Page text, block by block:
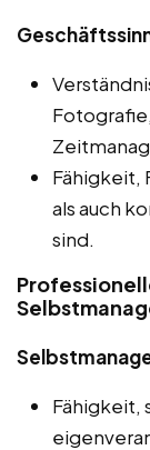
Fähigkeit,
als auch
sind.
Fähigkeit,